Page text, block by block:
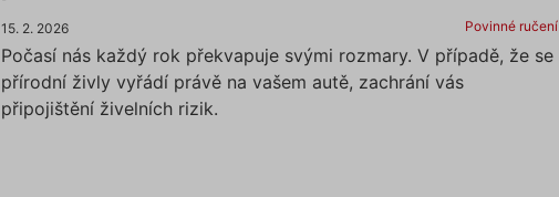
15. 2. 2026 Povinné ručení
Počasí nás každý rok překvapuje svými rozmary. V případě, že se
přírodní živly vyřádí právě na vašem autě, zachrání vás
připojištění živelních rizik.